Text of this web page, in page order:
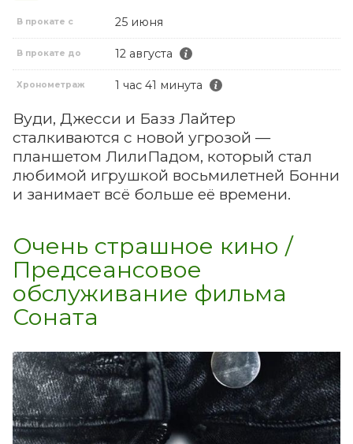
В прокате с 25 июня
В прокате до 12 августа
Хронометраж 1 час 41 минута
Вуди, Джесси и Базз Лайтер
сталкиваются с новой угрозой —
планшетом ЛилиПадом, который стал
любимой игрушкой восьмилетней Бонни
и занимает всё больше её времени.
Очень страшное кино /
Предсеансовое
обслуживание фильма
Соната